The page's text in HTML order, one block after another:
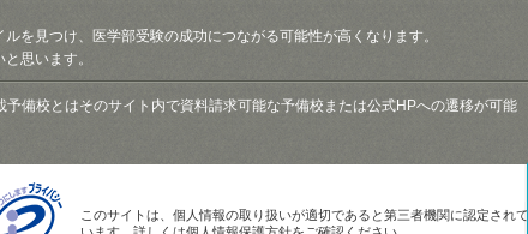
を見つけ、医学部受験の成功につながる可能性が高くなります。
思います。
備校とはそのサイト内で資料請求可能な予備校または公式HPへの遷移が可能
このサイトは、個人情報の取り扱いが適切であると第三者機関に認定されて
います。詳しくは個人情報保護方針をご確認ください。